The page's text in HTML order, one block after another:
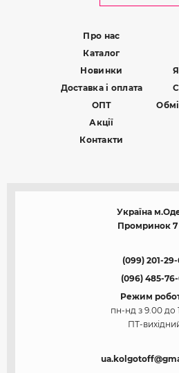
Про нас
Каталог
Новинки
Доставка і оплата
ОПТ
Акції
Контакти
Україна
Промринок
(099) 201-
(096) 485-
Режим
пн-нд з 9.00 до
ПТ-